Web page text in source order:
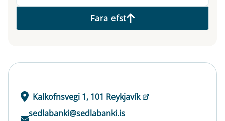
Fara efst
Kalkofnsvegi 1, 101 Reykjavík
sedlabanki@sedlabanki.is